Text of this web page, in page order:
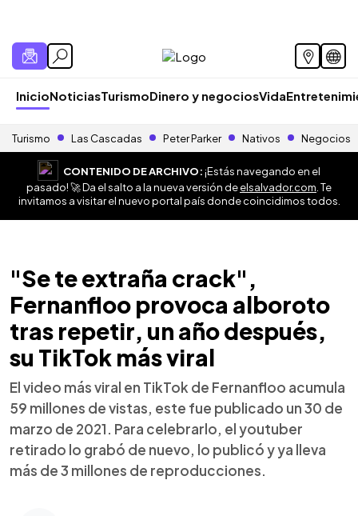
InicioNoticiasTurismoDinero y negociosVida
Turismo Las Cascadas Peter Parker Nativos Negocios
CONTENIDO DE ARCHIVO:¡Estás navegando en el
pasado! 🚀 Da el salto a la nueva versión deelsalvador.com . Te
invitamos a visitar el nuevo portal país donde coincidimos todos.
"Se te extraña crack",
Fernanfloo provoca alboroto
tras repetir, un año después,
su TikTok más viral
El video más viral en TikTok de Fernanfloo acumula
59 millones de vistas, este fue publicado un 30 de
marzo de 2021. Para celebrarlo, el youtuber
retirado lo grabó de nuevo, lo publicó y ya lleva
más de 3 millones de reproducciones.